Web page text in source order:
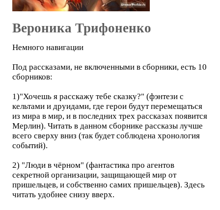
Вероника Трифоненко
Немного навигации
Под рассказами, не включенными в сборники, есть 10
сборников:
1)"Хочешь я расскажу тебе сказку?" (фэнтези с
кельтами и друидами, где герои будут перемещаться
из мира в мир, и в последних трех рассказах появится
Мерлин). Читать в данном сборнике рассказы лучше
всего сверху вниз (так будет соблюдена хронология
событий).
2) "Люди в чёрном" (фантастика про агентов
секретной организации, защищающей мир от
пришельцев, и собственно самих пришельцев). Здесь
читать удобнее снизу вверх.